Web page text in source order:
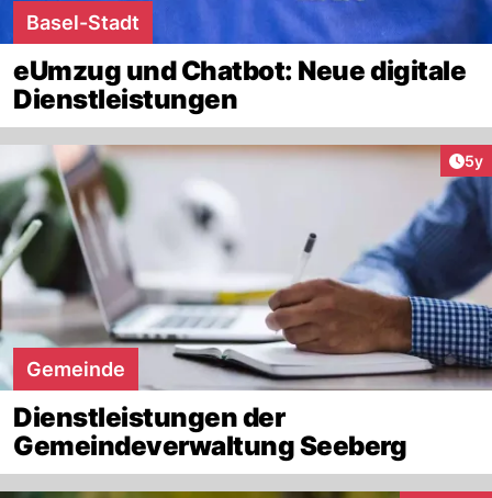
Basel-Stadt
eUmzug und Chatbot: Neue digitale
Dienstleistungen
5y
Gemeinde
Dienstleistungen der
Gemeindeverwaltung Seeberg